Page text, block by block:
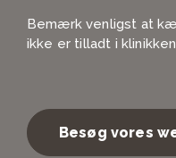
Bemærk venligst at
ikke er tilladt i klinikken.
Besøg vores